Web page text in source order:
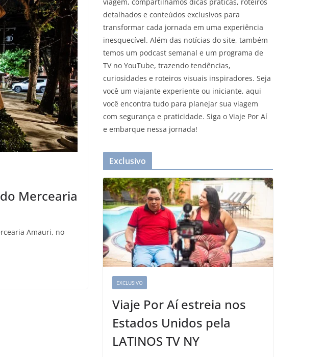
Mercearia
Amauri, no
detalhados e conteúdos exclusivos para
transformar cada jornada em uma experiência
inesquecível. Além das notícias do site, também
temos um podcast semanal e um programa de
TV no YouTube, trazendo tendências,
curiosidades e roteiros visuais inspiradores. Seja
você um viajante experiente ou iniciante, aqui
você encontra tudo para planejar sua viagem
com segurança e praticidade. Siga o Viaje Por Aí
e embarque nessa jornada!
Exclusivo
EXCLUSIVO
Viaje Por Aí estreia nos
Estados Unidos pela
LATINOS TV NY